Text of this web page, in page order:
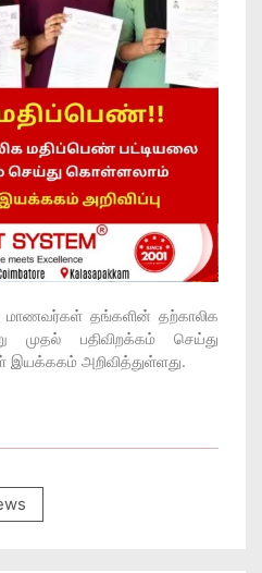
மாணவர்கள் தங்களின் தற்காலிக
முதல் பதிவிறக்கம் செய்து
இயக்ககம் அறிவித்துள்ளது.